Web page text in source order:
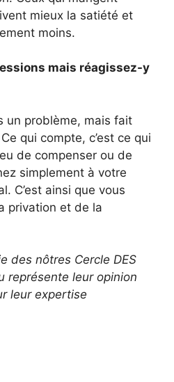
mieux la satiété et
moins.
mais réagissez-y
un problème, mais fait
qui compte, c’est ce qui
de compenser ou de
simplement à votre
C’est ainsi que vous
privation et de la
des nôtres Cercle DES
représente leur opinion
leur expertise